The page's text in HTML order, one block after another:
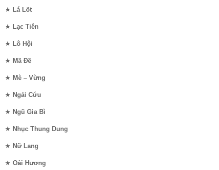
★ Lá Lốt
★ Lạc Tiên
★ Lô Hội
★ Mã Đề
★ Mè – Vừng
★ Ngải Cứu
★ Ngũ Gia Bì
★ Nhục Thung Dung
★ Nữ Lang
★ Oải Hương